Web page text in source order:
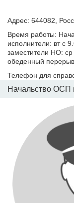
Адрес: 644082,
Время работы:
исполнители: вт с
заместители НО:
обеденный
Телефон для
Начальство ОСП